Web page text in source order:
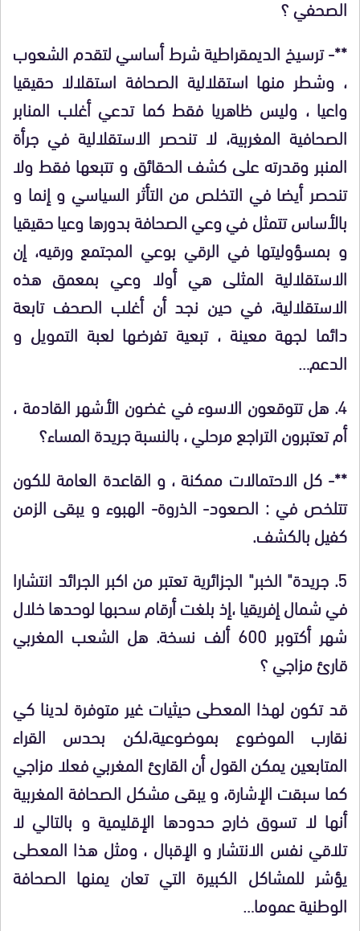
الصحفي ؟
**- ترسيخ الديمقراطية شرط أساسي لتقدم الشعوب
، وشطر منها استقلالية الصحافة استقلالا حقيقيا
واعيا ، وليس ظاهريا فقط كما تدعي أغلب المنابر
الصحافية المغربية، لا تنحصر الاستقلالية في جرأة
المنبر وقدرته على كشف الحقائق و تتبعها فقط ولا
تنحصر أيضا في التخلص من التأثر السياسي و إنما و
بالأساس تتمثل في وعي الصحافة بدورها وعيا حقيقيا
و بمسؤوليتها في الرقي بوعي المجتمع ورقيه، إن
الاستقلالية المثلى هي أولا وعي بمعمق هذه
الاستقلالية، في حين نجد أن أغلب الصحف تابعة
دائما لجهة معينة ، تبعية تفرضها لعبة التمويل و
الدعم…
4. هل تتوقعون الاسوء في غضون الأشهر القادمة ،
أم تعتبرون التراجع مرحلي ، بالنسبة جريدة المساء؟
**- كل الاحتمالات ممكنة ، و القاعدة العامة للكون
تتلخص في: الصعود- الذروة- الهبوء و يبقى الزمن
كفيل بالكشف.
5. جريدة" الخبر" الجزائرية تعتبر من اكبر الجرائد انتشارا
في شمال إفريقيا ،إذ بلغت أرقام سحبها لوحدها خلال
شهر أكتوبر 600 ألف نسخة. هل الشعب المغربي
قارئ مزاجي ؟
قد تكون لهذا المعطى حيثيات غير متوفرة لدينا كي
نقارب الموضوع بموضوعية،لكن بحدس القراء
المتابعين يمكن القول أن القارئ المغربي فعلا مزاجي
كما سبقت الإشارة، و يبقى مشكل الصحافة المغربية
أنها لا تسوق خارج حدودها الإقليمية و بالتالي لا
تلاقي نفس الانتشار و الإقبال ، ومثل هذا المعطى
يؤشر للمشاكل الكبيرة التي تعان يمنها الصحافة
الوطنية عموما…